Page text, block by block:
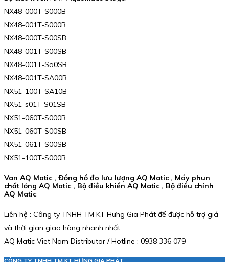
NX48-000T-S000B
NX48-001T-S000B
NX48-000T-S00SB
NX48-001T-S00SB
NX48-001T-Sa0SB
NX48-001T-SA00B
NX51-100T-SA10B
NX51-s01T-S01SB
NX51-060T-S000B
NX51-060T-S00SB
NX51-061T-S00SB
NX51-100T-S000B
Van AQ Matic , Đồng hồ đo lưu lượng AQ Matic , Máy phun
chất lỏng AQ Matic , Bộ điều khiển AQ Matic , Bộ điều chỉnh
AQ Matic
Liên hệ : Công ty TNHH TM KT Hưng Gia Phát để được hỗ trợ giá
và thời gian giao hàng nhanh nhất.
AQ Matic Viet Nam Distributor / Hotline : 0938 336 079